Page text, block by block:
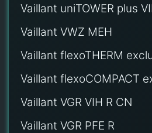
Vaillant uniTOWER plus
Vaillant VWZ MEH
Vaillant flexoTHERM
Vaillant flexoCOMPACT
Vaillant VGR VIH R CN
Vaillant VGR PFE R